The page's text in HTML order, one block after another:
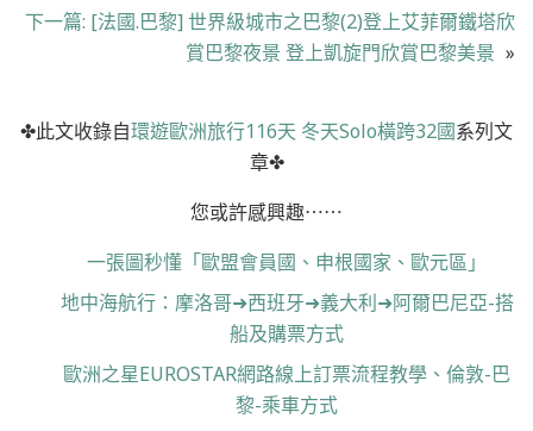
下一篇: [法國.巴黎] 世界級城市之巴黎(2)登上艾菲爾鐵塔欣
賞巴黎夜景 登上凱旋門欣賞巴黎美景 »
✤此文收錄自環遊歐洲旅行116天 冬天Solo橫跨32國系列文
章✤
您或許感興趣⋯⋯
一張圖秒懂「歐盟會員國、申根國家、歐元區」
地中海航行：摩洛哥➜西班牙➜義大利➜阿爾巴尼亞-搭
船及購票方式
歐洲之星EUROSTAR網路線上訂票流程教學、倫敦-巴
黎-乘車方式